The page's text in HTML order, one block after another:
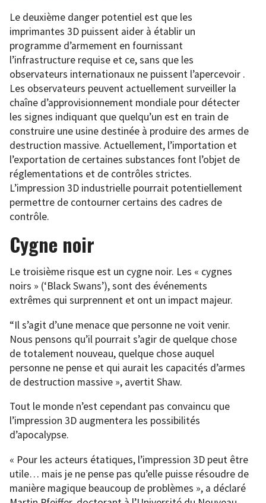
Le deuxième danger potentiel est que les
imprimantes 3D puissent aider à établir un
programme d’armement en fournissant
l’infrastructure requise et ce, sans que les
observateurs internationaux ne puissent l’apercevoir .
Les observateurs peuvent actuellement surveiller la
chaîne d’approvisionnement mondiale pour détecter
les signes indiquant que quelqu’un est en train de
construire une usine destinée à produire des armes de
destruction massive. Actuellement, l’importation et
l’exportation de certaines substances font l’objet de
réglementations et de contrôles strictes.
L’impression 3D industrielle pourrait potentiellement
permettre de contourner certains des cadres de
contrôle.
Cygne noir
Le troisième risque est un cygne noir. Les « cygnes
noirs » (‘Black Swans’), sont des événements
extrêmes qui surprennent et ont un impact majeur.
“Il s’agit d’une menace que personne ne voit venir.
Nous pensons qu’il pourrait s’agir de quelque chose
de totalement nouveau, quelque chose auquel
personne ne pense et qui aurait les capacités d’armes
de destruction massive », avertit Shaw.
Tout le monde n’est cependant pas convaincu que
l’impression 3D augmentera les possibilités
d’apocalypse.
« Pour les acteurs étatiques, l’impression 3D peut être
utile… mais je ne pense pas qu’elle puisse résoudre de
manière magique beaucoup de problèmes », a déclaré